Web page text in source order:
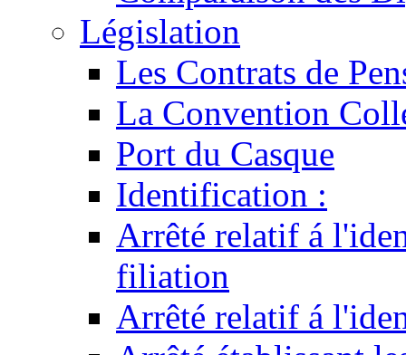
Législation
Les Contrats de
La Convention
Port du Casque
Identification :
Arrêté relatif á
filiation
Arrêté relatif á